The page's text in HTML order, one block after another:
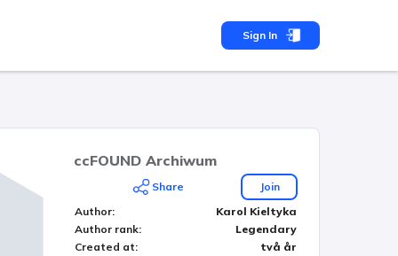
Sign In
ccFOUND Archiwum
Share
Join
Author:
Karol Kieltyka
Author rank:
Legendary
Created at: två år